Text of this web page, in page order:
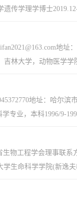
遗传学理学博士
地址
吉林大学，动物医学学
地址：哈尔滨
专业，本科1996/9-
物工程学会理事联系
学生命科学学院(新逸